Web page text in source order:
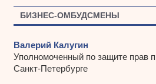
БИЗНЕС-ОМБУДСМЕНЫ
Валерий Калугин
Уполномоченный по защите прав
Санкт-Петербурге